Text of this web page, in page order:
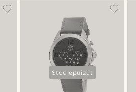
Stoc epuizat